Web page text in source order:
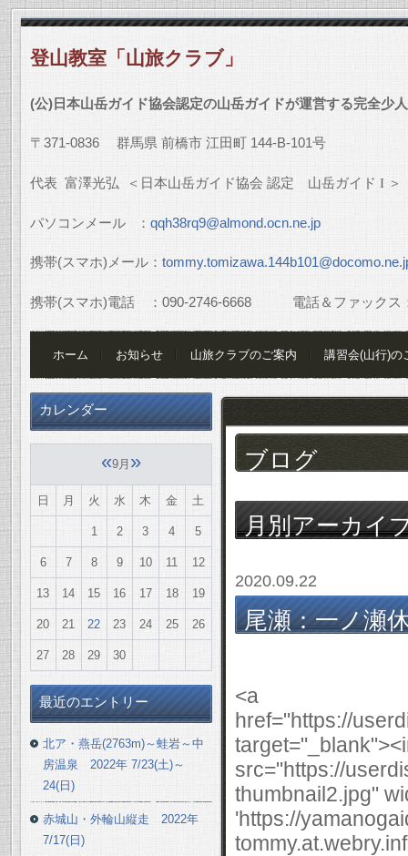
登山教室「山旅クラブ」
(公)日本山岳ガイド協会認定の山岳ガイドが運営する完全少
〒 371-0836 群馬県 前橋市 江田町 144-B-101号
代表 富澤光弘 ＜日本山岳ガイド協会 認定 山岳ガイド I ＞
パソコンメール ： qqh38rq9@almond.ocn.ne.jp
携帯(スマホ)メール：
携帯(スマホ)電話 ： 090-2746-6668電話＆ファックス
ホーム お知らせ 山旅クラブのご案内 講習会(山行)の
ブログ
月別アーカイ
2020.09.22
尾瀬：一ノ瀬
<a
href="https://
src="https://
thumbnail2.jpg"
'https://
カレンダー
«9月 »
日 月 火 水 木 金 土
1 2 3 4 5
6 7 8 9 10 11 12
13 14 15 16 17 18 19
20 21 22 23 24 25 26
27 28 29 30
最近のエントリー
北ア・燕岳(2763m)～蛙岩～中
房温泉 2022年 7/23(土)～
24(日)
赤城山・外輪山縦走 2022年
7/17(日)